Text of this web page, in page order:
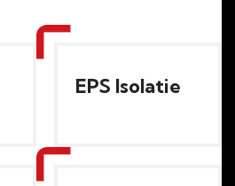
EPS Isolatie